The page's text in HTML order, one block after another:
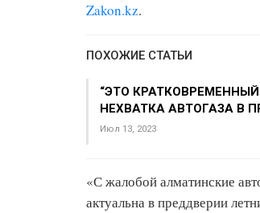
Zakon.kz.
ПОХОЖИЕ СТАТЬИ
“ЭТО
НЕХВАТКА АВТОГАЗА В
Июл 13, 2023
«С жалобой алматинские
актуальна в преддверии